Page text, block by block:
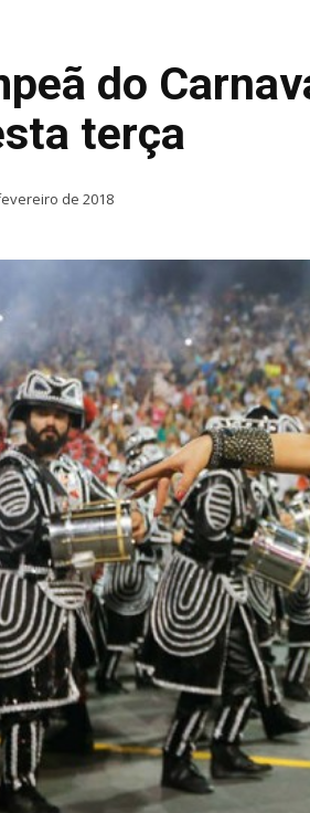
do
terça
de 2018